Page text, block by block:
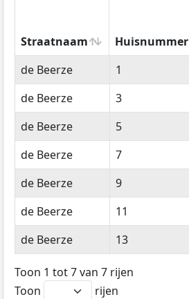
Straatnaam Huisnummer
Straatnaam
Huisnummer
de Beerze 1
de Beerze
3
de Beerze
5
de Beerze
7
de Beerze
9
de Beerze
11
de Beerze
13
Toon 1 tot 7 van 7 rijen
Toon
rijen